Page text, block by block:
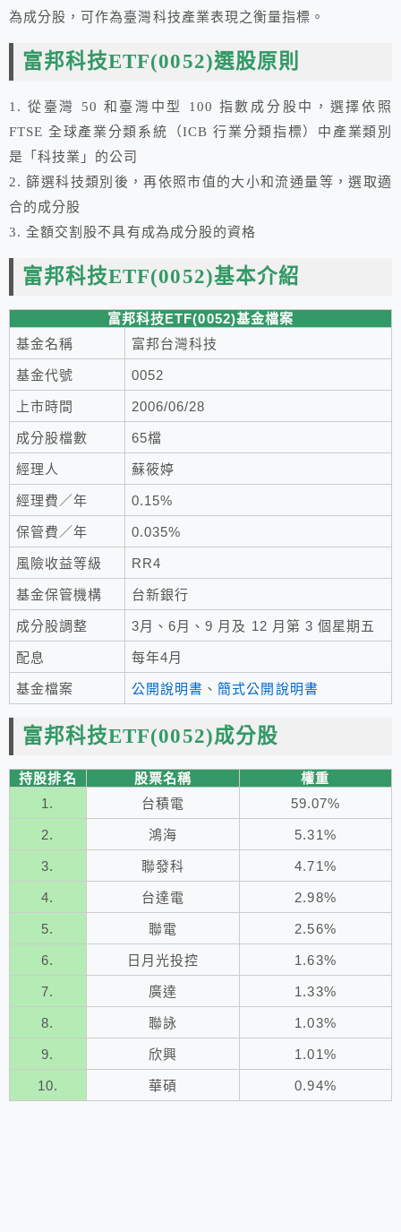
為成分股，可作為臺灣科技產業表現之衡量指標。
富邦科技ETF(0052)選股原則
1. 從臺灣 50 和臺灣中型 100 指數成分股中，選擇依照
FTSE 全球產業分類系統（ICB 行業分類指標）中產業類別
是「科技業」的公司
2. 篩選科技類別後，再依照市值的大小和流通量等，選取適
合的成分股
3. 全額交割股不具有成為成分股的資格
富邦科技ETF(0052)基本介紹
富邦科技ETF(0052)基金檔案
基金名稱
富邦台灣科技
基金代號 0052
上市時間 2006/06/28
成分股檔數 65檔
經理人 蘇筱婷
經理費／年 0.15%
保管費／年 0.035%
風險收益等級 RR4
基金保管機構 台新銀行
成分股調整 3月、6月、9 月及 12 月第 3 個星期五
配息 每年4月
基金檔案 公開說明書 、簡式公開說明書
富邦科技ETF(0052)成分股
持股排名 股票名稱
權重
1.
台積電 59.07%
2. 鴻海 5.31%
3. 聯發科 4.71%
4. 台達電 2.98%
5. 聯電 2.56%
6. 日月光投控 1.63%
7. 廣達 1.33%
8. 聯詠 1.03%
9. 欣興 1.01%
10. 華碩 0.94%